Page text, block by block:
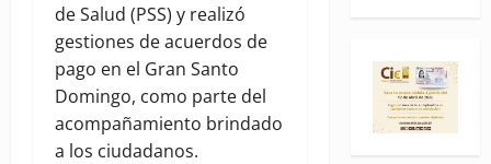
de Salud (PSS) y realizó
gestiones de acuerdos de
pago en el Gran Santo
Domingo, como parte del
acompañamiento brindado
a los ciudadanos.